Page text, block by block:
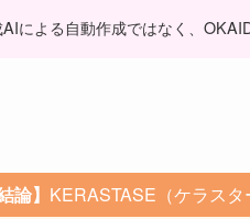
による自動作成ではなく、
論】 KERASTASE（ケラスタ